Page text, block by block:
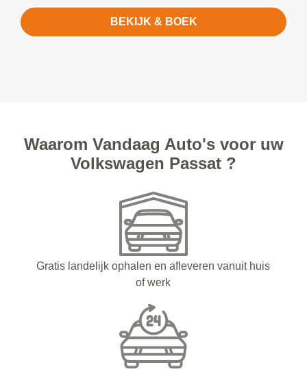
BEKIJK & BOEK
Waarom Vandaag Auto's voor uw
Volkswagen Passat ?
Gratis landelijk ophalen en afleveren vanuit huis
of werk